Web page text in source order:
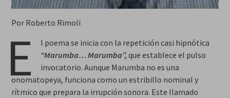
Por Roberto Rimoli
E
l poema se inicia con la repetición casi hipnótica
“Marumba… Marumba”, que establece el pulso
invocatorio. Aunque Marumba no es una
onomatopeya, funciona como un estribillo nominal y
rítmico que prepara la irrupción sonora. Este llamado